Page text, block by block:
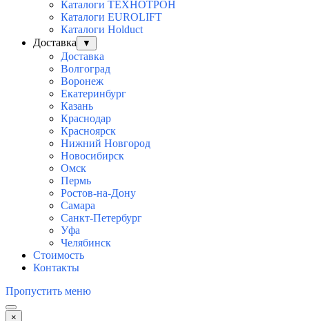
Каталоги ТЕХНОТРОН
Каталоги EUROLIFT
Каталоги Holduct
Доставка
▼
Доставка
Волгоград
Воронеж
Екатеринбург
Казань
Краснодар
Красноярск
Нижний Новгород
Новосибирск
Омск
Пермь
Ростов-на-Дону
Самара
Санкт-Петербург
Уфа
Челябинск
Стоимость
Контакты
Пропустить меню
×